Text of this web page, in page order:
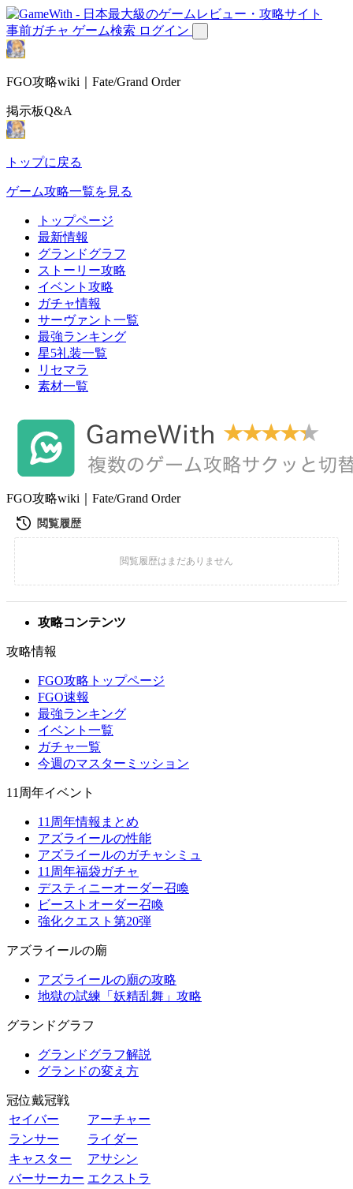
事前ガチャ ゲーム検索 ログイン
FGO攻略wiki｜Fate/Grand Order
掲示板Q&A
トップに戻る
ゲーム攻略一覧を見る
トップページ
最新情報
グランドグラフ
ストーリー攻略
イベント攻略
ガチャ情報
サーヴァント一覧
最強ランキング
星5礼装一覧
リセマラ
素材一覧
FGO攻略wiki｜Fate/Grand Order
攻略コンテンツ
攻略情報
FGO攻略トップページ
FGO速報
最強ランキング
イベント一覧
ガチャ一覧
今週のマスターミッション
11周年イベント
11周年情報まとめ
アズライールの性能
アズライールのガチャシミュ
11周年福袋ガチャ
デスティニーオーダー召喚
ビーストオーダー召喚
強化クエスト第20弾
アズライールの廟
アズライールの廟の攻略
地獄の試練「妖精乱舞」攻略
グランドグラフ
グランドグラフ解説
グランドの変え方
冠位戴冠戦
セイバー
アーチャー
ランサー
ライダー
キャスター
アサシン
バーサーカー エクストラ